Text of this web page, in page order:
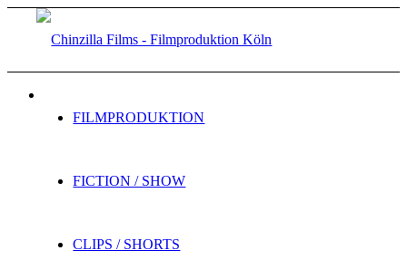
FILMPRODUKTION
FICTION / SHOW
CLIPS / SHORTS